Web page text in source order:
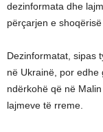
dezinformata dhe
përçarjen e shoqërisë
Dezinformatat, sipas
në Ukrainë, por edhe
ndërkohë që në
lajmeve të rreme.